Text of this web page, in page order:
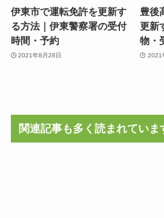
伊東市で運転免許を更新す
る方法｜伊東警察署の受付
時間・予約
2021年8月28日
豊後
更新
物・
2021
関連記事も多く読まれていま